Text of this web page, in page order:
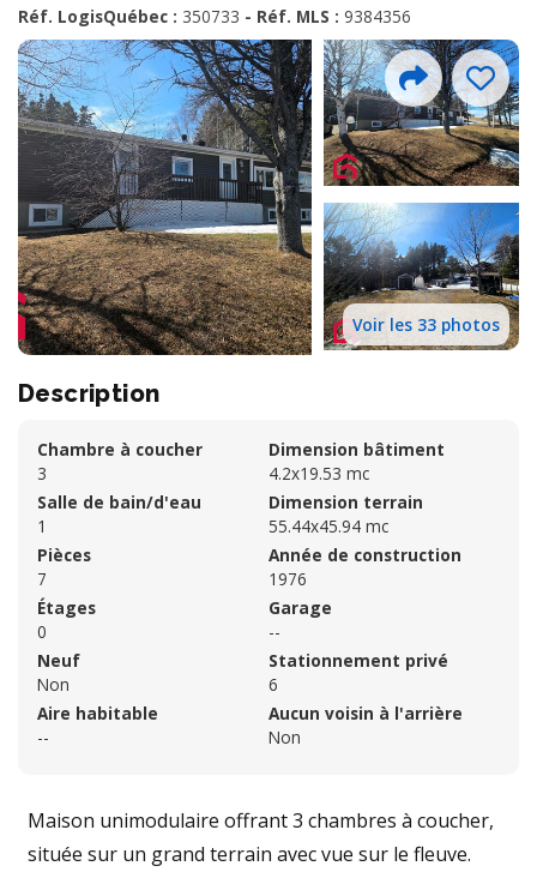
Réf. LogisQuébec : 350733 - Réf. MLS : 9384356
Voir les 33 photos
Description
Chambre à coucher
3
Salle de bain/d'eau
1
Pièces
7
Étages
0
Neuf
Non
Aire habitable
--
Dimension bâtiment
4.2x19.53 mc
Dimension terrain
55.44x45.94 mc
Année de construction
1976
Garage
--
Stationnement privé
6
Aucun voisin à l'arrière
Non
Maison unimodulaire offrant 3 chambres à coucher,
située sur un grand terrain avec vue sur le fleuve.